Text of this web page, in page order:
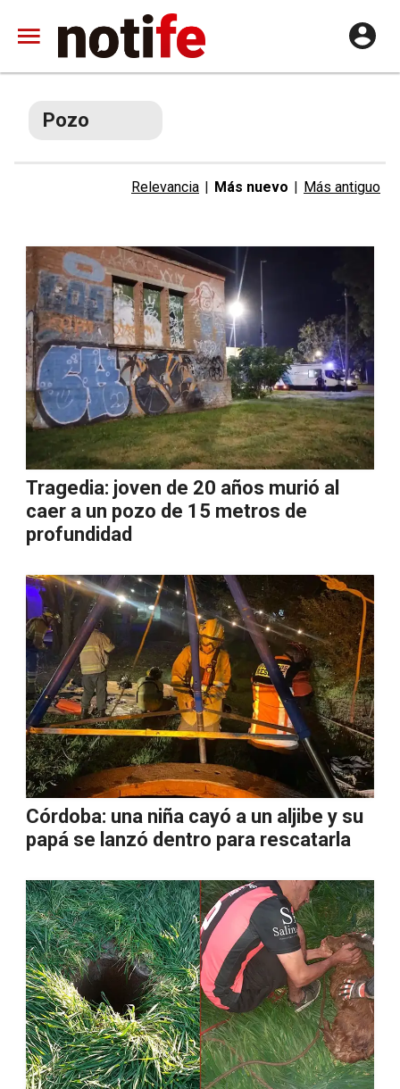
Pozo
Relevancia | Más nuevo | Más antiguo
Tragedia: joven de 20 años murió al
caer a un pozo de 15 metros de
profundidad
Córdoba: una niña cayó a un aljibe y su
papá se lanzó dentro para rescatarla